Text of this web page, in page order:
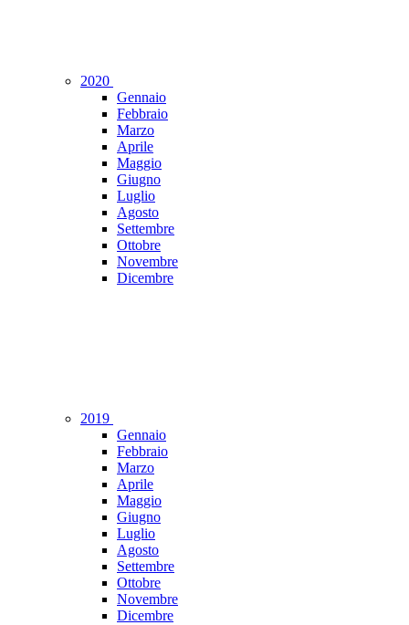
2020
Gennaio
Febbraio
Marzo
Aprile
Maggio
Giugno
Luglio
Agosto
Settembre
Ottobre
Novembre
Dicembre
2019
Gennaio
Febbraio
Marzo
Aprile
Maggio
Giugno
Luglio
Agosto
Settembre
Ottobre
Novembre
Dicembre